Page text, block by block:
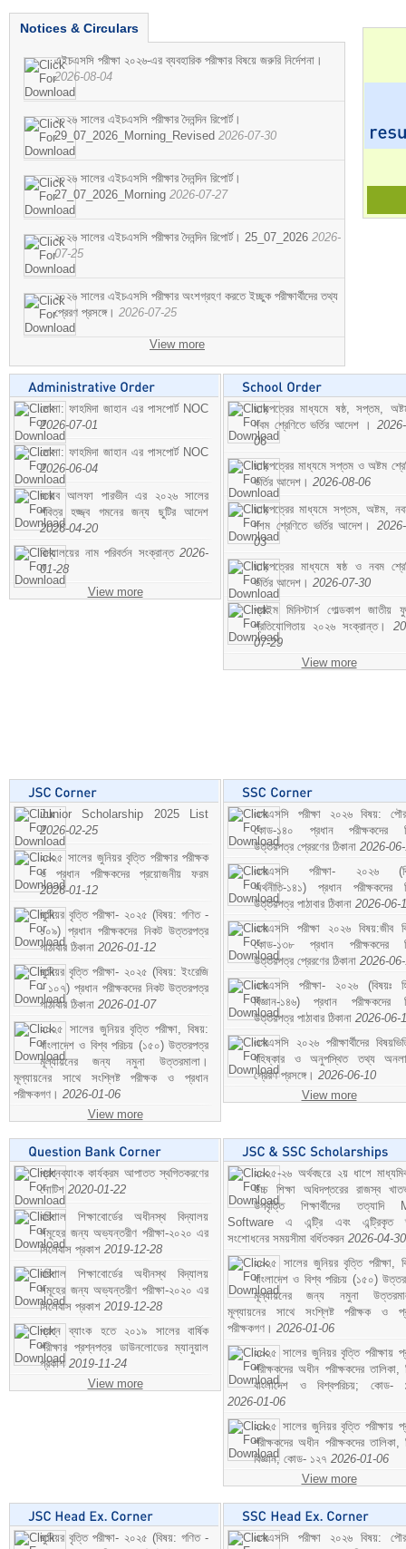
Notices & Circulars
এইচএসসি পরীক্ষা ২০২৬-এর ব্যবহারিক পরীক্ষার বিষয়ে জরুরি নির্দেশনা।
2026-08-04
২০২৬ সালের এইচএসসি পরীক্ষার দৈনন্দিন রিপোর্ট।
29_07_2026_Morning_Revised 2026-07-30
২০২৬ সালের এইচএসসি পরীক্ষার দৈনন্দিন রিপোর্ট।
27_07_2026_Morning 2026-07-27
২০২৬ সালের এইচএসসি পরীক্ষার দৈনন্দিন রিপোর্ট। 25_07_2026 2026-
07-25
২০২৬ সালের এইচএসসি পরীক্ষার অংশগ্রহণ করতে ইচ্ছুক পরীক্ষার্থীদের তথ্য
প্রেরণ প্রসঙ্গে। 2026-07-25
View more
মোসা: ফাহমিদা জাহান এর পাসপোর্ট NOC
2026-07-01
মোসা: ফাহমিদা জাহান এর পাসপোর্ট NOC
2026-06-04
জনাব আলফা পারভীন এর ২০২৬ সালের
পবিত্র হজ্জ্ব গমনের জন্য ছুটির আদেশ
2026-04-20
বিদ্যালয়ের নাম পরিবর্তন সংক্রান্ত 2026-
01-28
View more
ছাড়পত্রের মাধ্যমে ষষ্ঠ, সপ্তম,
নবম শ্রেণিতে ভর্তির আদেশ ।
06
ছাড়পত্রের মাধ্যমে সপ্তম ও অষ্টম
ভর্তির আদেশ। 2026-08-06
ছাড়পত্রের মাধ্যমে সপ্তম, অষ্টম,
দশম শ্রেণিতে ভর্তির আদেশ।
03
ছাড়পত্রের মাধ্যমে ষষ্ঠ ও নবম
ভর্তির আদেশ। 2026-07-30
প্রাইম মিনিস্টার্স গোল্ডকাপ জাতীয়
প্রতিযোগিতায় ২০২৬ সংক্রান্ত।
07-29
View more
Junior Scholarship 2025 List
2026-02-25
২০২৫ সালের জুনিয়র বৃত্তি পরীক্ষার পরীক্ষক
ও প্রধান পরীক্ষকদের প্রয়োজনীয় ফরম
2026-01-12
জুনিয়র বৃত্তি পরীক্ষা- ২০২৫ (বিষয়: গণিত -
১০৯) প্রধান পরীক্ষকদের নিকট উত্তরপত্র
পাঠাবার ঠিকানা 2026-01-12
জুনিয়র বৃত্তি পরীক্ষা- ২০২৫ (বিষয়: ইংরেজি
- ১০৭) প্রধান পরীক্ষকদের নিকট উত্তরপত্র
পাঠাবার ঠিকানা 2026-01-07
২০২৫ সালের জুনিয়র বৃত্তি পরীক্ষা, বিষয়:
বাংলাদেশ ও বিশ্ব পরিচয় (১৫০) উত্তরপত্র
মূল্যায়নের জন্য নমুনা উত্তরমালা।
মূল্যায়নের সাথে সংশ্লিষ্ট পরীক্ষক ও প্রধান
পরীক্ষকগণ। 2026-01-06
View more
এসএসসি পরীক্ষা ২০২৬ বিষয়:
কোড-১৪০ প্রধান পরীক্ষকদের
উত্তরপত্র প্রেরণের ঠিকানা 2026-
এসএসসি পরীক্ষা- ২০২৬
অর্থনীতি-১৪১) প্রধান পরীক্ষকদের
উত্তরপত্র পাঠাবার ঠিকানা 2026-06-
এসএসসি পরীক্ষা ২০২৬ বিষয়:জীব
কোড-১৩৮ প্রধান পরীক্ষকদের
উত্তরপত্র প্রেরণের ঠিকানা 2026-
এসএসসি পরীক্ষা- ২০২৬ (বিষয়ঃ
বিজ্ঞান-১৪৬) প্রধান পরীক্ষকদের
উত্তরপত্র পাঠাবার ঠিকানা 2026-06-
এসএসসি ২০২৬ পরীক্ষার্থীদের
বহিষ্কার ও অনুপস্থিত তথ্য
প্রেরণ প্রসঙ্গে। 2026-06-10
View more
প্রশ্নব্যাংক কার্যক্রম আপাতত স্থগিতকরণের
নোটিশ 2020-01-22
বরিশাল শিক্ষাবোর্ডের অধীনস্থ বিদ্যালয়
সমূহের জন্য অভ্যন্তরীণ পরীক্ষা-২০২০ এর
সিলেবাস প্রকাশ 2019-12-28
বরিশাল শিক্ষাবোর্ডের অধীনস্থ বিদ্যালয়
সমূহের জন্য অভ্যন্তরীণ পরীক্ষা-২০২০ এর
সিলেবাস প্রকাশ 2019-12-28
প্রশ্ন ব্যাংক হতে ২০১৯ সালের বার্ষিক
পরীক্ষার প্রশ্নপত্র ডাউনলোডের ম্যানুয়াল
প্রকাশ 2019-11-24
View more
২০২৫-২৬ অর্থবছরে ২য় ধাপে
উচ্চ শিক্ষা অধিদপ্তরের রাজস্ব
উপবৃত্তি শিক্ষার্থীদের তত্যাদি
Software এ এন্ট্রি এবং এন্ট্রিকৃত
সংশোধনের সময়সীমা বর্ধিতকরন 2026-04-30
২০২৫ সালের জুনিয়র বৃত্তি পরীক্ষা,
বাংলাদেশ ও বিশ্ব পরিচয় (১৫০)
মূল্যায়নের জন্য নমুনা
মূল্যায়নের সাথে সংশ্লিষ্ট পরীক্ষক ও
পরীক্ষকগণ। 2026-01-06
২০২৫ সালের জুনিয়র বৃত্তি পরীক্ষায়
পরীক্ষকদের অধীন পরীক্ষকদের তালিকা,
বাংলাদেশ ও বিশ্বপরিচয়; কোড-
2026-01-06
২০২৫ সালের জুনিয়র বৃত্তি পরীক্ষায়
পরীক্ষকদের অধীন পরীক্ষকদের তালিকা,
বিজ্ঞান; কোড- ১২৭ 2026-01-06
View more
জুনিয়র বৃত্তি পরীক্ষা- ২০২৫ (বিষয়: গণিত -
এসএসসি পরীক্ষা ২০২৬ বিষয়: